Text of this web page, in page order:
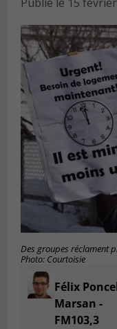
Des groupes réclament
Photo: Courtoisie
Félix
Marsan -
FM103,3